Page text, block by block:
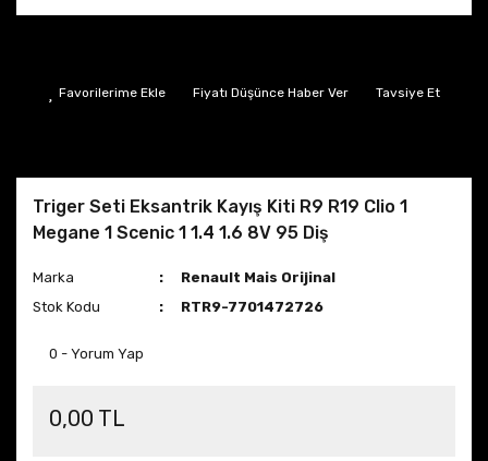
Fiyatı Düşünce Haber Ver Tavsiye Et
Triger Seti Eksantrik Kayış Kiti R9 R19 Clio 1
Megane 1 Scenic 1 1.4 1.6 8V 95 Diş
Marka
Renault Mais Orijinal
Stok Kodu
RTR9-7701472726
0 - Yorum Yap
0,00 TL